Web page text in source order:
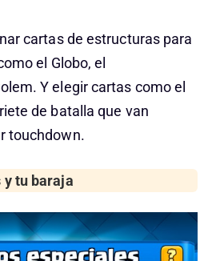
cartas de estructuras para
el Globo, el
Y elegir cartas como el
de batalla que van
touchdown.
y tu baraja